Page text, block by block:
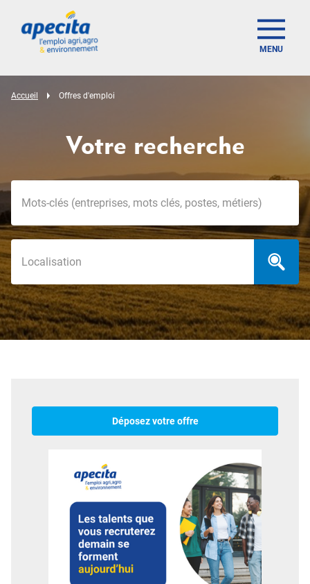
MENU
Accueil Offres d'emploi
Votre recherche
Déposez votre offre